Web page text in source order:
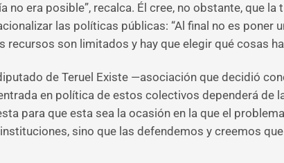
no era posible”, recalca. Él cree, no obstante, que
las políticas públicas: “Al final no es poner
son limitados y hay que elegir qué cosas
de Teruel Existe —asociación que decidió
en política de estos colectivos dependerá de
para que esta sea la ocasión en la que el
sino que las defendemos y creemos